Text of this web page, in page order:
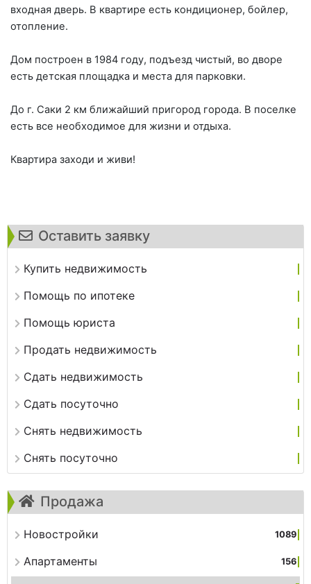
Оставить заявку
Купить недвижимость
Помощь по ипотеке
Помощь юриста
Продать недвижимость
Сдать недвижимость
Сдать посуточно
Снять недвижимость
Снять посуточно
Продажа
Новостройки 1089
Апартаменты 156
входная дверь. В квартире есть кондиционер, бойлер,
отопление.
Дом построен в 1984 году, подъезд чистый, во дворе
есть детская площадка и места для парковки.
До г. Саки 2 км ближайший пригород города. В поселке
есть все необходимое для жизни и отдыха.
Квартира заходи и живи!